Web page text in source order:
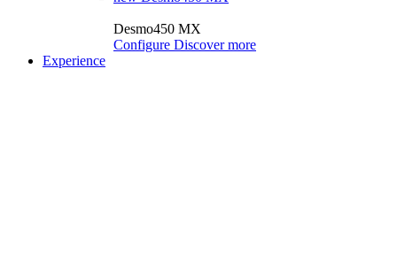
Desmo450 MX
Configure Discover more
Experience